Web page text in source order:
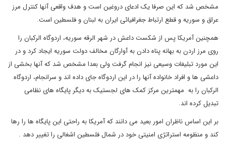
مشخص شد که این صرفا یک ادعای دروغین است و هدف واقعی آنها کنترل مرز
عراق و سوریه و قطع ارتباط جغرافیائی ایران به لبنان و فلسطین است.
همچنین آمریکا پس از شکست داعش در شهر الرقه سوریه، اردوگاه الرکبان را
روی مرز اردن به بهانه پناه دادن به آوارگان مخالف دولت سوریه ایجاد کرد و در
این مورد تبلیغات وسیعی نیز انجام گرفت ولی بعدا مشخص شد که آنها بخشی از
داعشی ها و افراد خانواده آنها را در این اردوگاه جای داده اند و سرانجام، اردوگاه
الرکبان را به مهمترین مرکز کمک های لجستیک به دیگر پایگاه های نظامی
تبدیل کرده اند.
بر این اساس ناظران امور بعید می دانند که آمریکا به راحتی این پایگاه ها را رها
کند و منظومه استراتژی امنیتی خود در شمال فلسطین اشغالی را تغییر دهد .